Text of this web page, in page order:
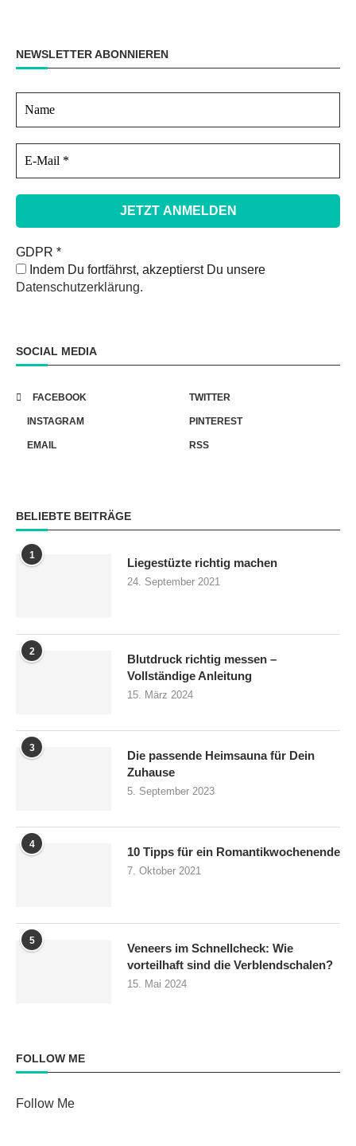
NEWSLETTER ABONNIEREN
GDPR *
Indem Du fortfährst, akzeptierst Du unsere
Datenschutzerklärung.
SOCIAL MEDIA
FACEBOOK TWITTER
INSTAGRAM PINTEREST
EMAIL RSS
BELIEBTE BEITRÄGE
1
Liegestüzte richtig machen
24. September 2021
2
Blutdruck richtig messen –
Vollständige Anleitung
15. März 2024
3
Die passende Heimsauna für Dein
Zuhause
5. September 2023
4
10 Tipps für ein Romantikwochenende
7. Oktober 2021
5
Veneers im Schnellcheck: Wie
vorteilhaft sind die Verblendschalen?
15. Mai 2024
FOLLOW ME
Follow Me